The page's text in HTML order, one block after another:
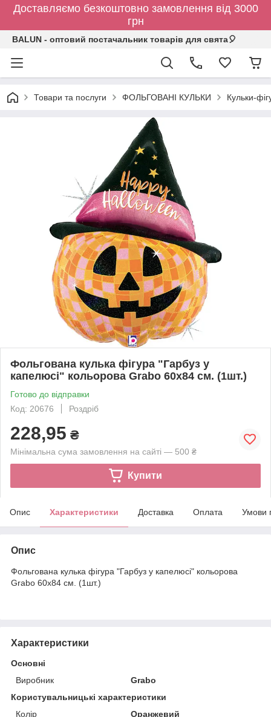
Доставляємо безкоштовно замовлення від 3000
грн
BALUN - оптовий постачальник товарів для свята🎈
Товари та послуги ФОЛЬГОВАНІ КУЛЬКИ Кульки-
Фольгована кулька фігура "Гарбуз у
капелюсі" кольорова Grabo 60x84 см. (1шт.)
Готово до відправки
Код: 20676
Роздріб
228,95 ₴
Мінімальна сума замовлення на сайті — 500 ₴
Купити
Опис Характеристики Доставка Оплата Умови
Опис
Фольгована кулька фігура "Гарбуз у капелюсі" кольорова
Grabo 60x84 см. (1шт.)
Характеристики
Основні
Виробник
Grabo
Користувальницькі характеристики
Колір
Оранжевий